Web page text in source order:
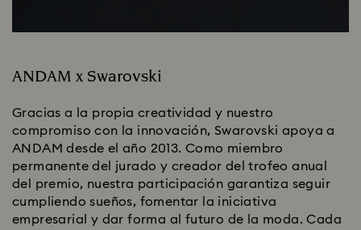
ANDAM x Swarovski
Gracias a la propia creatividad y nuestro
compromiso con la innovación, Swarovski apoya a
ANDAM desde el año 2013. Como miembro
permanente del jurado y creador del trofeo anual
del premio, nuestra participación garantiza seguir
cumpliendo sueños, fomentar la iniciativa
empresarial y dar forma al futuro de la moda. Cada